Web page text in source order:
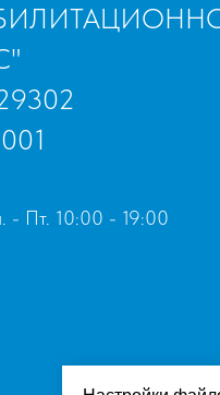
- Пт. 10:00 - 19:00